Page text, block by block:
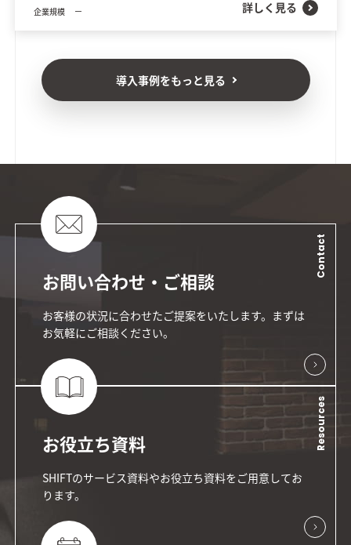
企業規模 ー 詳しく見る
導入事例をもっと見る
お問い合わせ・ご相談
お客様の状況に合わせたご提案をいたします。まずは
お気軽にご相談ください。
Contact
お役立ち資料
SHIFTのサービス資料やお役立ち資料をご用意してお
ります。
Resources